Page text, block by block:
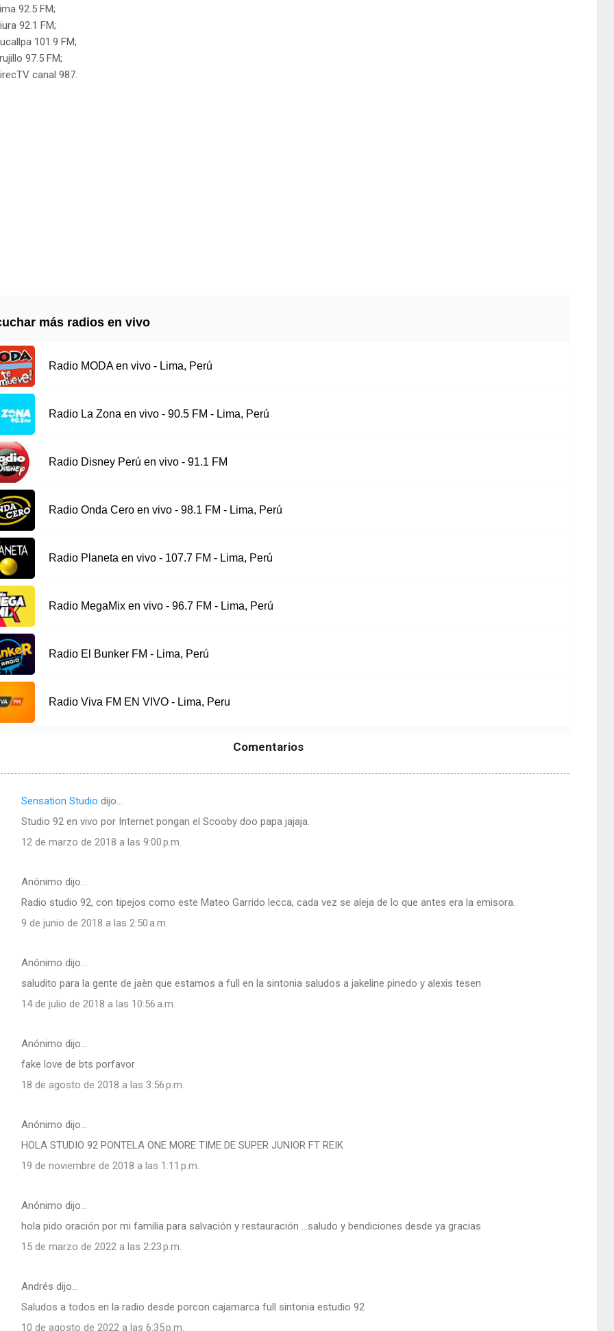
92.5 FM;
92.1 FM;
101.9 FM;
97.5 FM;
canal 987.
más radios en vivo
Radio MODA en vivo - Lima, Perú
Radio La Zona en vivo - 90.5 FM - Lima, Perú
Radio Disney Perú en vivo - 91.1 FM
Radio Onda Cero en vivo - 98.1 FM - Lima, Perú
Radio Planeta en vivo - 107.7 FM - Lima, Perú
Radio MegaMix en vivo - 96.7 FM - Lima, Perú
Radio El Bunker FM - Lima, Perú
Radio Viva FM EN VIVO - Lima, Peru
Comentarios
Sensation Studio dijo…
Studio 92 en vivo por Internet pongan el Scooby doo papa jajaja.
12 de marzo de 2018 a las 9:00 p.m.
Anónimo dijo…
Radio studio 92, con tipejos como este Mateo Garrido lecca, cada vez se aleja de lo que antes era la emisora.
9 de junio de 2018 a las 2:50 a.m.
Anónimo dijo…
saludito para la gente de jaèn que estamos a full en la sintonia saludos a jakeline pinedo y alexis tesen
14 de julio de 2018 a las 10:56 a.m.
Anónimo dijo…
fake love de bts porfavor
18 de agosto de 2018 a las 3:56 p.m.
Anónimo dijo…
HOLA STUDIO 92 PONTELA ONE MORE TIME DE SUPER JUNIOR FT REIK
19 de noviembre de 2018 a las 1:11 p.m.
Anónimo dijo…
hola pido oración por mi familia para salvación y restauración …saludo y bendiciones desde ya gracias
15 de marzo de 2022 a las 2:23 p.m.
Andrés dijo…
Saludos a todos en la radio desde porcon cajamarca full sintonia estudio 92
10 de agosto de 2022 a las 6:35 p.m.